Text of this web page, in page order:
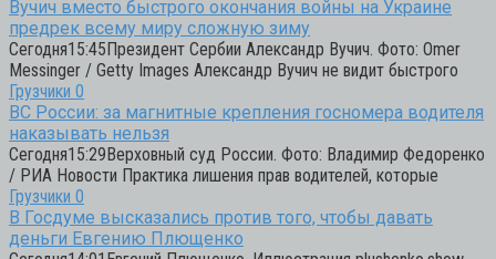
Вучич вместо быстрого окончания войны на Украине
предрек всему миру сложную зиму
Сегодня15:45Президент Сербии Александр Вучич. Фото: Omer
Messinger / Getty Images Александр Вучич не видит быстрого
Грузчики 0
ВС России: за магнитные крепления госномера водителя
наказывать нельзя
Сегодня15:29Верховный суд России. Фото: Владимир Федоренко
/ РИА Новости Практика лишения прав водителей, которые
Грузчики 0
В Госдуме высказались против того, чтобы давать
деньги Евгению Плющенко